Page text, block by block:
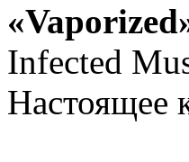
Infected
Настоящее